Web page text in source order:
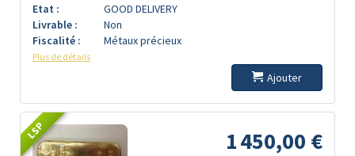
Etat :
GOOD DELIVERY
Livrable :
Non
Fiscalité :
Métaux précieux
Plus de détails
Ajouter
LSP 1 450,00 €